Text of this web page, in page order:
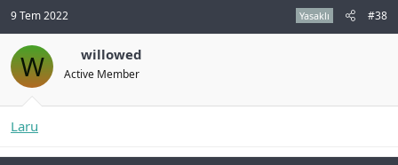
9 Tem 2022 Yasaklı #38
W willowed
Active Member
Laru